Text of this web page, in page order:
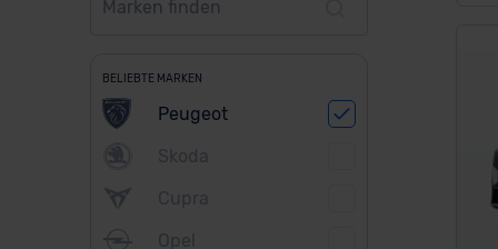
BELIEBTE MARKEN
Peugeot
Skoda
Cupra
Opel